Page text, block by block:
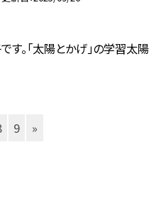
。「太陽とかげ」の学習太陽
9 »